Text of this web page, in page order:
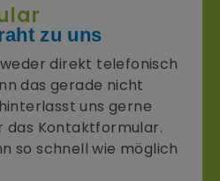
zu uns
direkt telefonisch
das gerade nicht
uns gerne
das Kontaktformular.
so schnell wie möglich